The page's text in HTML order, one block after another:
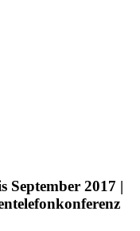
September 2017 |